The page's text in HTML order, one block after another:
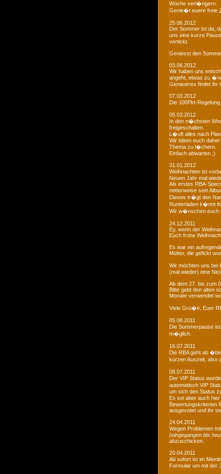
Woche verl�ngern.
Genie�t euere freie
25.06.2012
Der Sommer ist da,
uns eine kurze
vertickt.
Geniesst den
03.06.2012
Wir haben uns
angeht, etwas zu
Genaueres findet ihr
07.03.2012
Die 100Pkt-
05.03.2012
In den n�chsten
freigeschalten.
L�uft alles nach
Wir bitten euch
Thema zu l�chern.
Einfach abwarten ;)
31.01.2012
Weihnachten ist
Neuen Jahr mal
Als erstes RBA-
netterweise sein
Dieses tr�gt den
Runterladen k�nnt
Wir w�nschen
24.12.2011
Ey, wenn der
Euch frohe
Es war ein
Mütter, die gefickt
Wir möchten uns bei
(mal wieder) eine
Ab dem 27. bis zum
Bitte gebt den alten
Monate verwendet
Viele Grü�e, Euer
05.08.2011
Die Sommerpause
m�glich.
16.07.2011
Die RBA geht ab
kurzen Auszeit, also
08.07.2011
Der VIP Status
automatisch VIP
um sich den Status
Es sei aber auch
Bewertungskriterien
ausgevotet und ihr
24.04.2011
Wegen Problemen
(eingegangen bis
abzuschicken.
20.04.2011
Ab sofort ist im
Formular um mit der